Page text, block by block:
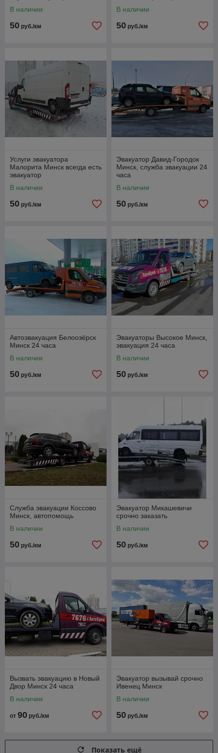
В наличии
50 руб./км
В наличии
50 руб./км
Услуги эвакуатора
Малорита Минск всегда есть
эвакуатор
В наличии
50 руб./км
Эвакуатор Давид-Городок
Минск, служба эвакуации 24
часа
В наличии
50 руб./км
Автоэвакуация Белоозёрск
Минск 24 часа
В наличии
50 руб./км
Эвакуаторы Высокое Минск,
эвакуация 24 часа
В наличии
50 руб./км
Служба эвакуации Коссово
Минск, автопомощь
В наличии
50 руб./км
Эвакуатор Микашевичи
срочно заказать
В наличии
50 руб./км
Вызвать эвакуацию в Новый
Двор Минск 24 часа
В наличии
от 90 руб./км
Эвакуатор вызывай срочно
Ивенец Минск
В наличии
50 руб./км
Показать ещё